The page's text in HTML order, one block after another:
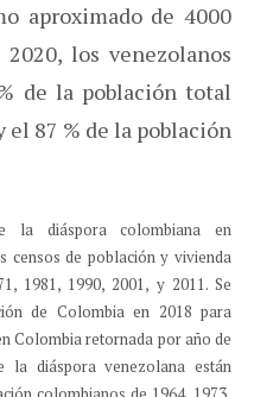
aproximado de 4000
2020, los venezolanos
de la población total
el 87 % de la población
la diáspora colombiana en
censos de población y vivienda
1981, 1990, 2001, y 2011. Se
de Colombia en 2018 para
Colombia retornada por año de
diáspora venezolana están